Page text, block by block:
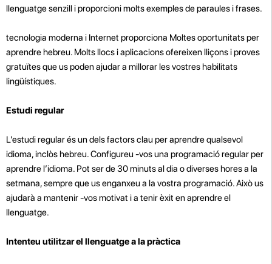
llenguatge senzill i proporcioni molts exemples de paraules i frases.
tecnologia moderna i Internet proporciona Moltes oportunitats per
aprendre hebreu. Molts llocs i aplicacions ofereixen lliçons i proves
gratuïtes que us poden ajudar a millorar les vostres habilitats
lingüístiques.
Estudi regular
L'estudi regular és un dels factors clau per aprendre qualsevol
idioma, inclòs hebreu. Configureu -vos una programació regular per
aprendre l’idioma. Pot ser de 30 minuts al dia o diverses hores a la
setmana, sempre que us enganxeu a la vostra programació. Això us
ajudarà a mantenir -vos motivat i a tenir èxit en aprendre el
llenguatge.
Intenteu utilitzar el llenguatge a la pràctica